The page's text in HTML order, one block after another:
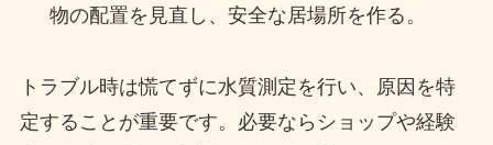
物の配置を見直し、安全な居場所を作る。
トラブル時は慌てずに水質測定を行い、原因を特
定することが重要です。必要ならショップや経験